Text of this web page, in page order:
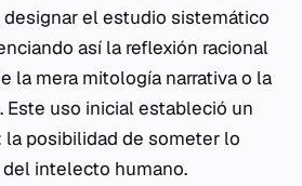
designar el estudio sistemático
así la reflexión racional
la mera mitología narrativa o la
Este uso inicial estableció un
posibilidad de someter lo
intelecto humano.